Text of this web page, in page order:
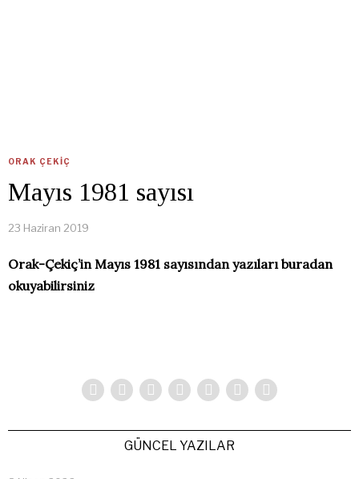
ORAK ÇEKIÇ
Mayıs 1981 sayısı
23 Haziran 2019
Orak-Çekiç’in Mayıs 1981 sayısından yazıları buradan
okuyabilirsiniz
GÜNCEL YAZILAR